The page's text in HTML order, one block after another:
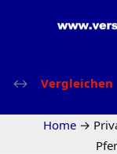
Vergleichen
Home →